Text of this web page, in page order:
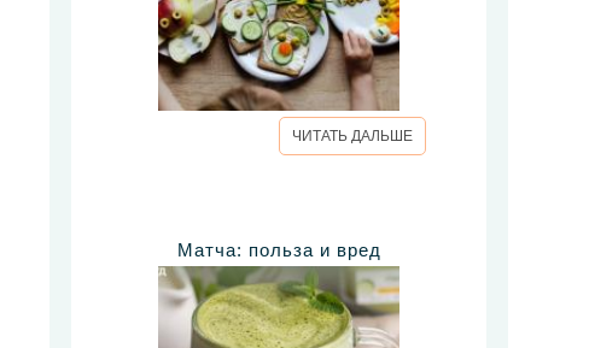
ЧИТАТЬ ДАЛЬШЕ
Матча: польза и вред